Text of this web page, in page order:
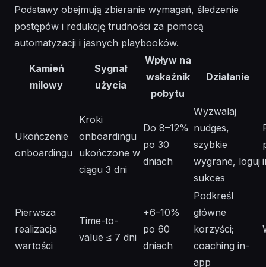
Podstawy obejmują zbieranie wymagań, śledzenie
postępów i redukcję trudności za pomocą
automatyzacji i jasnych playbooków.
Kamień
milowy
Sygnał
użycia
Wpływ na
wskaźnik
pobytu
Działanie
Ukończenie
onboardingu
Kroki
onboardingu
ukończone w
ciągu 3 dni
Do 8–12%
po 30
dniach
Wyzwalaj
nudges,
szybkie
wygrane, loguj
sukces
Pierwsza
realizacja
wartości
Time-to-
value ≤ 7 dni
+6–10%
po 60
dniach
Podkreśl
główne
korzyści;
coaching in-
app